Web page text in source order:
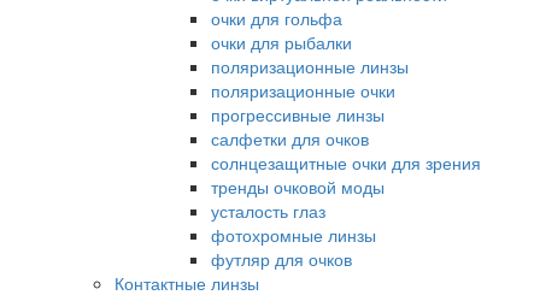
очки для гольфа
очки для рыбалки
поляризационные линзы
поляризационные очки
прогрессивные линзы
салфетки для очков
солнцезащитные очки для зрения
тренды очковой моды
усталость глаз
фотохромные линзы
футляр для очков
Контактные линзы